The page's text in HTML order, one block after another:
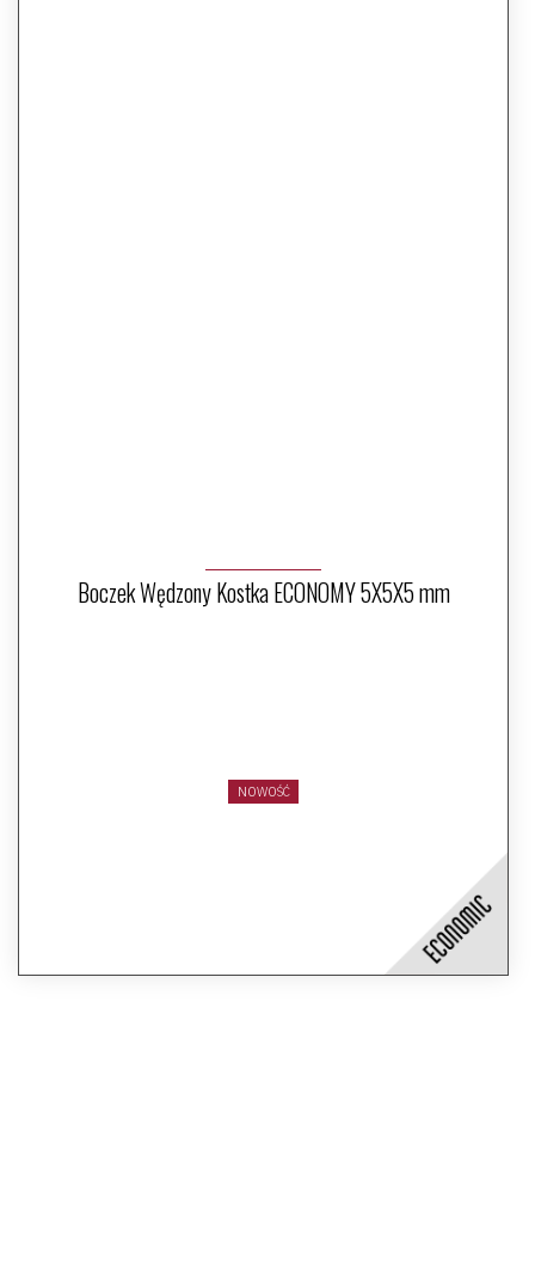
Boczek Wędzony Kostka ECONOMY 5X5X5 mm
NOWOŚĆ